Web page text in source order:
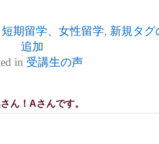
期留学、女性留学, 新規タグ
追加
in 受講生の声
ん！Aさんです。